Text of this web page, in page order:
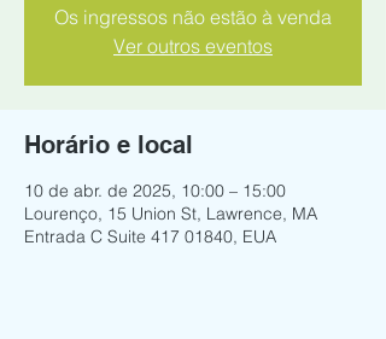
Os ingressos não estão à venda
Ver outros eventos
Horário e local
10 de abr. de 2025, 10:00 – 15:00
Lourenço, 15 Union St, Lawrence, MA
Entrada C Suite 417 01840, EUA